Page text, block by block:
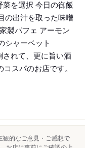
を選択 今日の御飯
の出汁を取った味噌
製パフェ アーモン
シャーベット
されて、更に旨い酒
スパのお店です。
観的なご意見・ご感想で